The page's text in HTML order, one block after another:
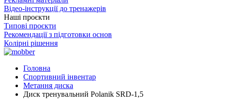
Відео-інструкції до тренажерів
Наші проєкти
Типові проєкти
Рекомендації з підготовки основ
Колірні рішення
Головна
Спортивний інвентар
Метання диска
Диск тренувальний Polanik SRD-1,5